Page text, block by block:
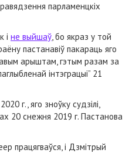
парламенцкіх
і не выйшаў, бо якраз у той
пастанавіў пакараць яго
арыштам, гэтым разам за
інтэграцыі” 21
г., яго зноўку судзілі,
20 снежня 2019 г. Пастанова
працягваўся, і Дзмітрый